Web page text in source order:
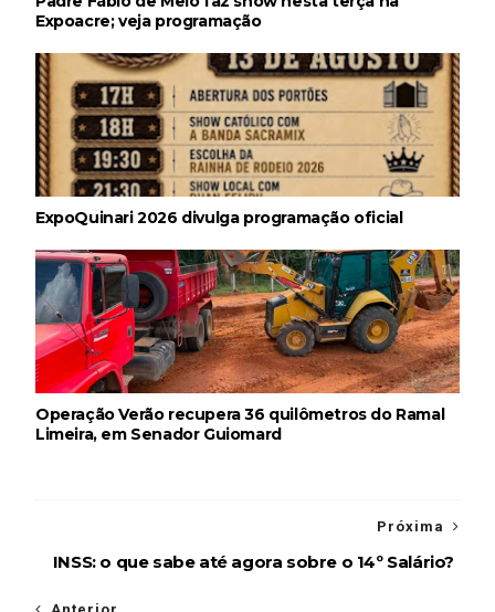
Expoacre; veja programação
ExpoQuinari 2026 divulga programação oficial
Operação Verão recupera 36 quilômetros do Ramal
Limeira, em Senador Guiomard
Próxima
INSS: o que sabe até agora sobre o 14º Salário?